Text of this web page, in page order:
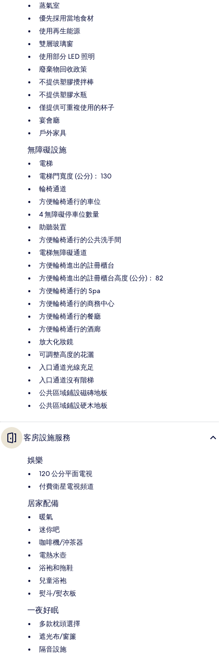
蒸氣室
優先採用當地食材
使用再生能源
雙層玻璃窗
使用部分 LED 照明
廢棄物回收政策
不提供塑膠攪拌棒
不提供塑膠水瓶
僅提供可重複使用的杯子
宴會廳
戶外家具
無障礙設施
電梯
電梯門寬度 (公分)： 130
輪椅通道
方便輪椅通行的車位
4 無障礙停車位數量
助聽裝置
方便輪椅通行的公共洗手間
電梯無障礙通道
方便輪椅進出的註冊櫃台
方便輪椅進出的註冊櫃台高度 (公分)： 82
方便輪椅通行的 Spa
方便輪椅通行的商務中心
方便輪椅通行的餐廳
方便輪椅通行的酒廊
放大化妝鏡
可調整高度的花灑
入口通道光線充足
入口通道沒有階梯
公共區域鋪設磁磚地板
公共區域鋪設硬木地板
客房設施服務
娛樂
120 公分平面電視
付費衛星電視頻道
居家配備
暖氣
迷你吧
咖啡機/沖茶器
電熱水壺
浴袍和拖鞋
兒童浴袍
熨斗/熨衣板
一夜好眠
多款枕頭選擇
遮光布/窗簾
隔音設施